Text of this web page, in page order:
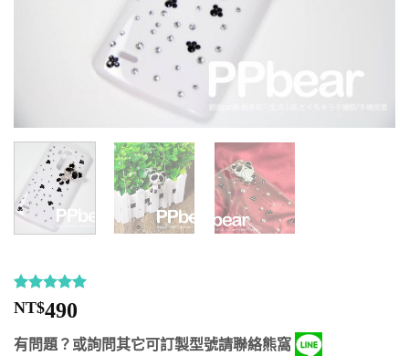
評分4.93
/ 5，已有
14
位顧客進
行評分
NT$490
有問題？或詢問其它可訂製型號請聯絡熊窩